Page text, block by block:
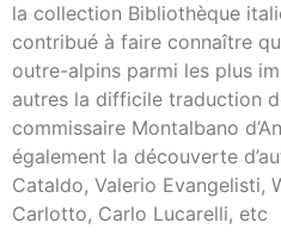
la collection Bibliothèque
contribué à faire connaître
outre-alpins parmi les plus
autres la difficile traduction
commissaire Montalbano
également la découverte
Cataldo, Valerio Evangelisti,
Carlotto, Carlo Lucarelli, etc